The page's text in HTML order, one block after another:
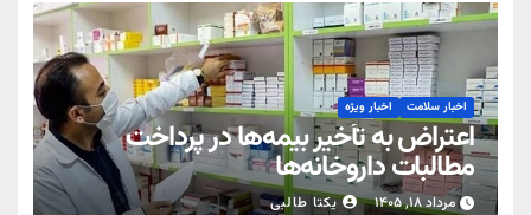
اخبار سلامت اخبار ویژه
اعتراض به تأخیر بیمه‌ها در پرداخت
مطالبات داروخانه‌ها
مرداد ۱۸, ۱۴۰۵ یکتا طالبی